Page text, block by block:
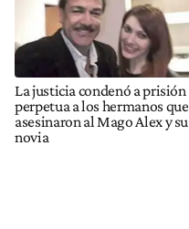
La justicia condenó a prisión
perpetua a los hermanos que
asesinaron al Mago Alex y su
novia